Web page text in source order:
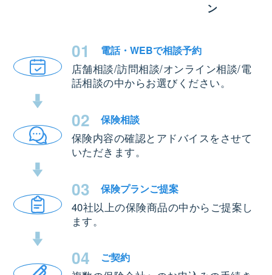
ン
01 電話・WEBで相談予約
店舗相談/訪問相談/オンライン相談/電
話相談の中からお選びください。
02 保険相談
保険内容の確認とアドバイスをさせて
いただきます。
03 保険プランご提案
40社以上の保険商品の中からご提案し
ます。
04 ご契約